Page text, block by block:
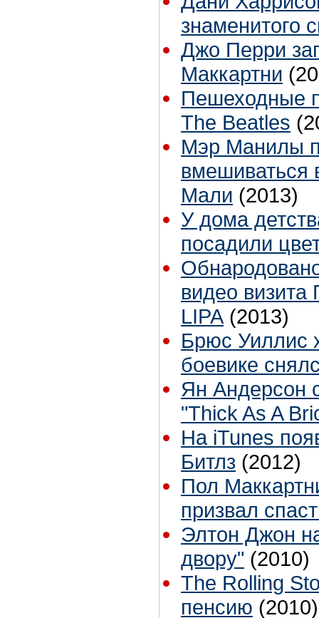
знаменитого
Джо Перри
Маккартни
Пешеходные
The Beatles
Мэр Манилы
вмешиваться
Мали (2013)
У дома
посадили
видео визита
LIPA (2013)
Брюс Уиллис
боевике
Ян Андерсон
"Thick As A
На iTunes
Битлз (2012)
Пол
призвал
Элтон Джон
двору" (2010)
The Rolling
пенсию (2010)